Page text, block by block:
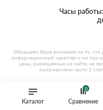
Каталог
0
Сравнение
Часы